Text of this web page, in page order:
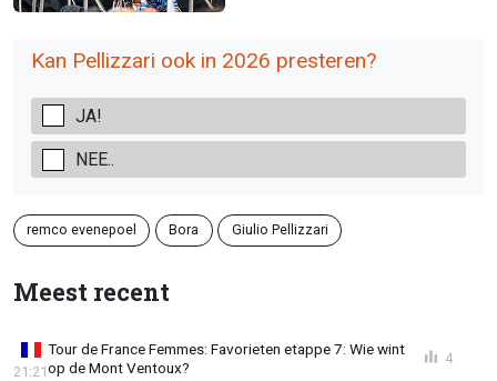
Kan Pellizzari ook in 2026 presteren?
JA!
NEE..
remco evenepoel Bora Giulio Pellizzari
Meest recent
Tour de France Femmes: Favorieten etappe 7: Wie wint
op de Mont Ventoux?
21:21
4